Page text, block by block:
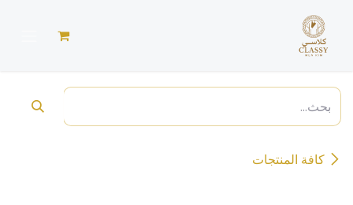
كافة المنتجات